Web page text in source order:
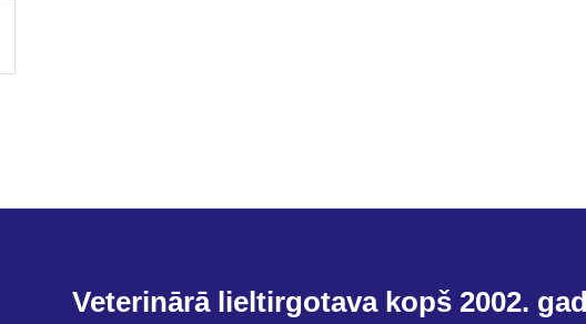
Veterinārā lieltirgotava kopš 2002.